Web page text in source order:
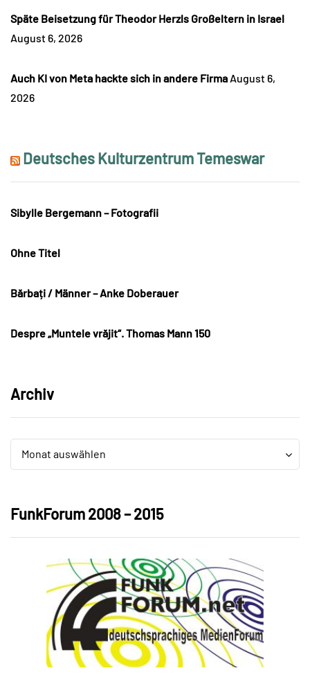
Späte Beisetzung für Theodor Herzls Großeltern in Israel
August 6, 2026
Auch KI von Meta hackte sich in andere Firma August 6,
2026
Deutsches Kulturzentrum Temeswar
Sibylle Bergemann – Fotografii
Ohne Titel
Bărbați / Männer – Anke Doberauer
Despre „Muntele vrăjit“. Thomas Mann 150
Archiv
Archiv
Monat auswählen
Archiv
FunkForum 2008 – 2015